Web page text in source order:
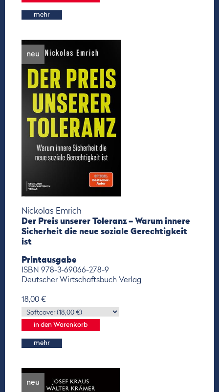
mehr
neu
Nickolas Emrich
Der Preis unserer Toleranz – Warum innere
Sicherheit die neue soziale Gerechtigkeit
ist
Printausgabe
ISBN 978-3-69066-278-9
Deutscher Wirtschaftsbuch Verlag
18,00 €
mehr
neu